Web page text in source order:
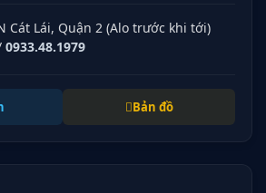
Cát Lái, Quận 2 (Alo trước khi tới)
0933.48.1979
Bản đồ